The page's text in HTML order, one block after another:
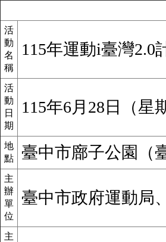
活
動
名
稱
115年運動i臺灣2.0
活
動
日
期
115年6月28日（星
地
點
臺中市廍子公園（
主
辦
單
位
臺中市政府運動局
主